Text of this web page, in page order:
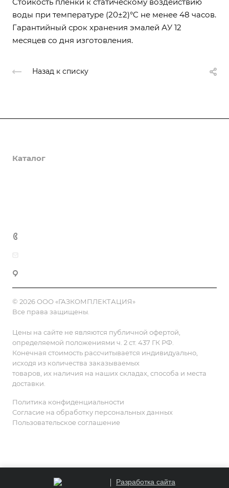
воды при температуре (20±2)°C не менее 48 часов.
Гарантийный срок хранения эмалей АУ 12
месяцев со дня изготовления.
Назад к списку
Каталог
© 2026 ООО «ГАЗКОМПЛЕКТАЦИЯ»
Все права защищены.
Цены на сайте не являются публичной офертой,
определяемой положениями ч. 2 ст. 437 ГК РФ.
Конечная стоимость рассчитывается индивидуально,
исходя из количества заказываемых
товаров, их наличия на наших складах, способа и места
доставки.
Политика конфиденциальности
Согласие на обработку персональных данных
Пользовательское соглашение
Разработка сайта